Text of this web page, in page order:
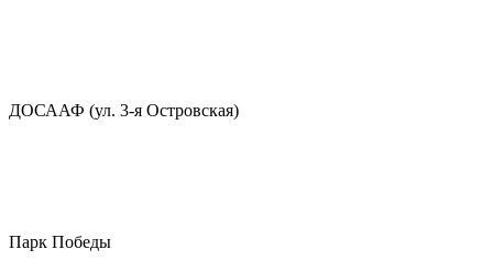
ДОСААФ (ул. 3-я Островская)
Парк Победы